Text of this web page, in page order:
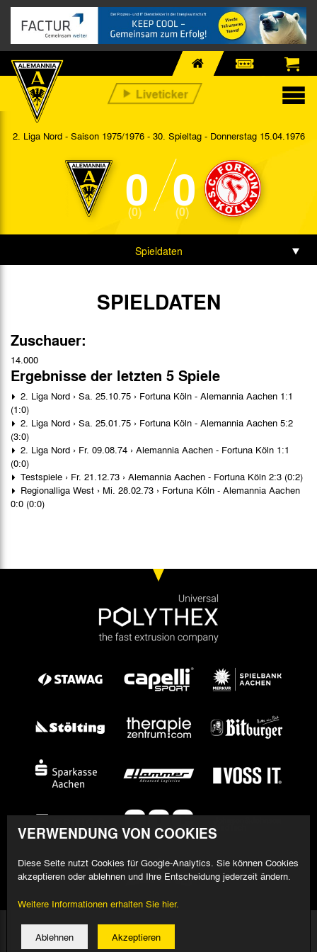
2. Liga Nord - Saison 1975/1976 - 30. Spieltag - Donnerstag 15.04.1976
0
(0) 0
(0)
Spieldaten
SPIELDATEN
Zuschauer:
14.000
Ergebnisse der letzten 5 Spiele
2. Liga Nord › Sa. 25.10.75 › Fortuna Köln - Alemannia Aachen 1:1
(1:0)
2. Liga Nord › Sa. 25.01.75 › Fortuna Köln - Alemannia Aachen 5:2
(3:0)
2. Liga Nord › Fr. 09.08.74 › Alemannia Aachen - Fortuna Köln 1:1
(0:0)
Testspiele › Fr. 21.12.73 › Alemannia Aachen - Fortuna Köln 2:3 (0:2)
Regionalliga West › Mi. 28.02.73 › Fortuna Köln - Alemannia Aachen
0:0 (0:0)
© 2026 Alemannia Aachen - Alle Rechte vorbehalten
Impressum/Datenschutz
VERWENDUNG VON COOKIES
Diese Seite nutzt Cookies für Google-Analytics. Sie können Cookies
akzeptieren oder ablehnen und Ihre Entscheidung jederzeit ändern.
Weitere Informationen erhalten Sie hier.
Ablehnen Akzeptieren